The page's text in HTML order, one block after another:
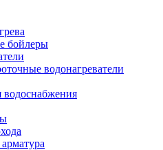
бойлеры
водонагреватели
водоснабжения